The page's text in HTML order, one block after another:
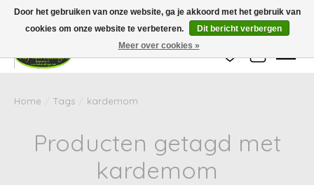
Wij zijn gesloten van 24 december tot en met 25 januari. Houd er rekening mee
dat de levertijd van uw bestelling in deze periode langer kan zijn dan
gebruikelijk.
Verlanglijst
Home Tags kardemom
Producten getagd met
kardemom
Door het gebruiken van onze website, ga je akkoord met het gebruik van
cookies om onze website te verbeteren.
Dit bericht verbergen
Meer over cookies »